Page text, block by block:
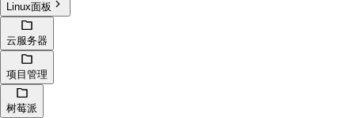
Linux面板
云服务器
项目管理
树莓派